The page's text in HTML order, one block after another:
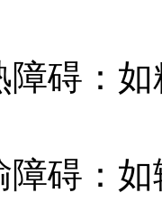
碍：如
碍：如